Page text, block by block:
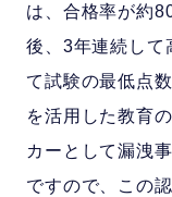
は、合格率が約
後、3年連続して
て試験の最低点
を活用した教育
カーとして漏洩
ですので、この